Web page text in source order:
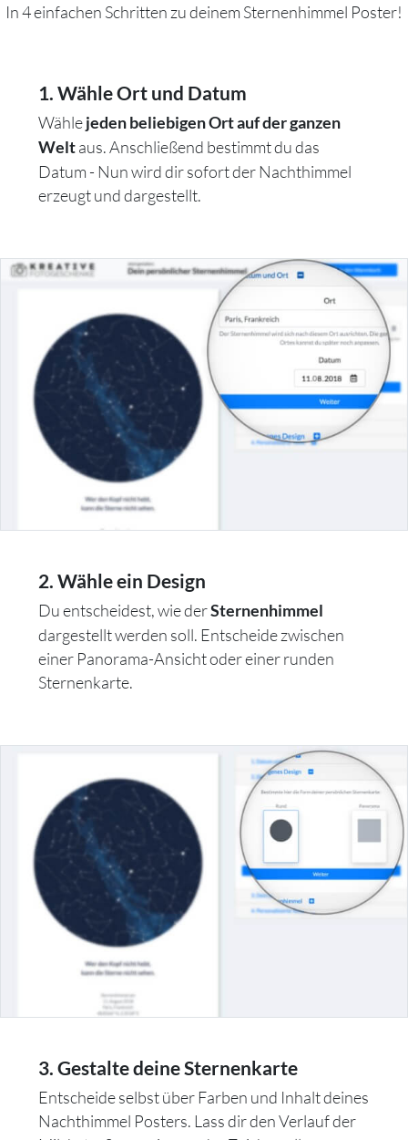
In 4 einfachen Schritten zu deinem Sternenhimmel Poster!
1. Wähle Ort und Datum
Wählejeden beliebigen Ort auf der ganzen
Weltaus. Anschließend bestimmt du das
Datum - Nun wird dir sofort der Nachthimmel
erzeugt und dargestellt.
2. Wähle ein Design
Du entscheidest, wie derSternenhimmel
dargestellt werden soll. Entscheide zwischen
einer Panorama-Ansicht oder einer runden
Sternenkarte.
3. Gestalte deine Sternenkarte
Entscheide selbst über Farben und Inhalt deines
Nachthimmel Posters. Lass dir den Verlauf der